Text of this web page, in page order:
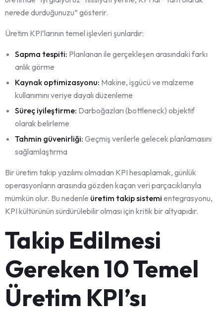
nerede durduğunuzu” gösterir.
Üretim KPI’larının temel işlevleri şunlardır:
Sapma tespiti: Planlanan ile gerçekleşen arasındaki farkı
anlık görme
Kaynak optimizasyonu: Makine, işgücü ve malzeme
kullanımını veriye dayalı düzenleme
Süreç iyileştirme: Darboğazları (bottleneck) objektif
olarak belirleme
Tahmin güvenirliği: Geçmiş verilerle gelecek planlamasını
sağlamlaştırma
Bir üretim takip yazılımı olmadan KPI hesaplamak, günlük
operasyonların arasında gözden kaçan veri parçacıklarıyla
mümkün olur. Bu nedenle üretim takip sistemi entegrasyonu,
KPI kültürünün sürdürülebilir olması için kritik bir altyapıdır.
Takip Edilmesi
Gereken 10 Temel
Üretim KPI’sı